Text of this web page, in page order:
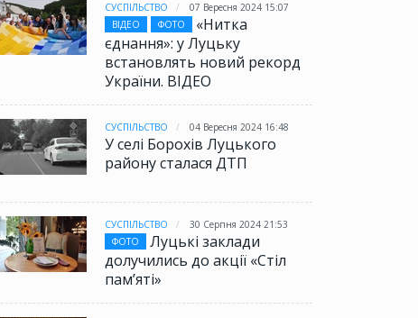
СУСПІЛЬСТВО
07 Вересня 2024 15:07
ВІДЕО
ФОТО
«Нитка
єднання»: у Луцьку
встановлять новий рекорд
України. ВІДЕО
СУСПІЛЬСТВО 04 Вересня 2024 16:48
У селі Борохів Луцького
району сталася ДТП
СУСПІЛЬСТВО
30 Серпня 2024 21:53
ФОТО
Луцькі заклади
долучились до акції «Стіл
памʼяті»